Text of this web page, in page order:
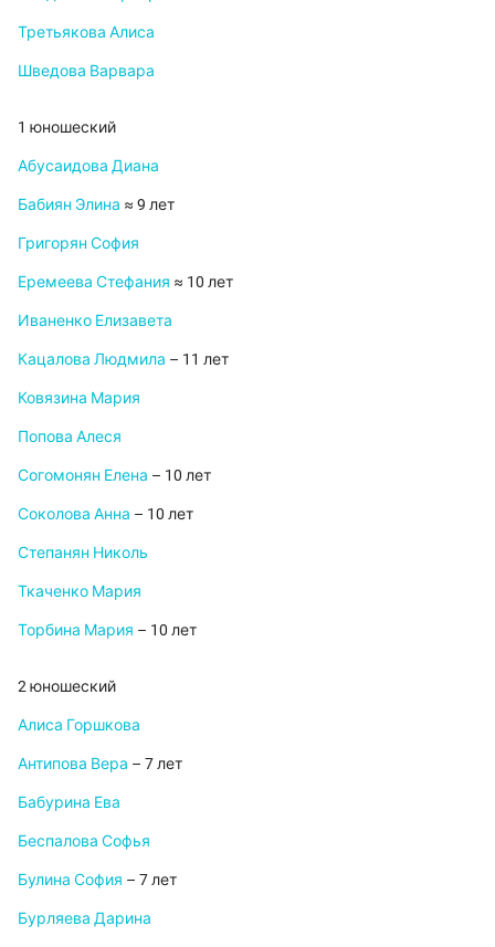
Третьякова Алиса
Шведова Варвара
1 юношеский
Абусаидова Диана
Бабиян Элина ≈ 9 лет
Григорян София
Еремеева Стефания ≈ 10 лет
Иваненко Елизавета
Кацалова Людмила – 11 лет
Ковязина Мария
Попова Алеся
Согомонян Елена – 10 лет
Соколова Анна – 10 лет
Степанян Николь
Ткаченко Мария
Торбина Мария – 10 лет
2 юношеский
Алиса Горшкова
Антипова Вера – 7 лет
Бабурина Ева
Беспалова Софья
Булина София – 7 лет
Бурляева Дарина